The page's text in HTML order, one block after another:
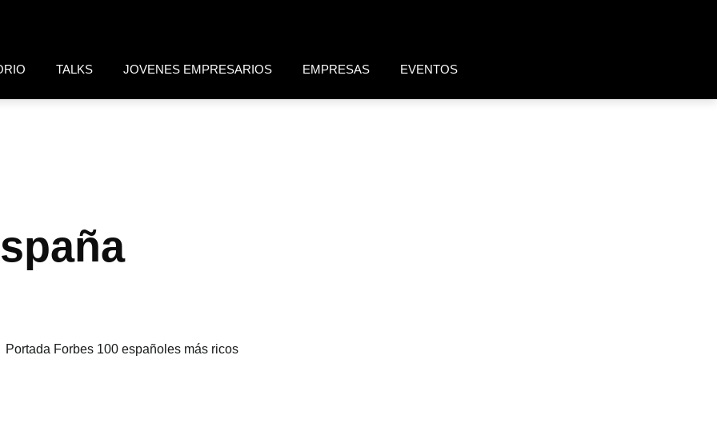
TALKS JOVENES EMPRESARIOS EMPRESAS EVENTOS